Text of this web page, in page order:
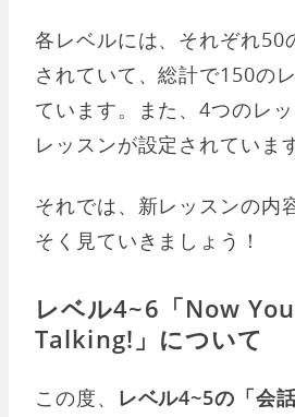
各レベルには、それぞれ50
されていて、総計で150の
ています。また、4つのレ
レッスンが設定されています
それでは、新レッスンの内
そく見ていきましょう！
レベル4~6「Now
Talking!」について
この度、 レベル4~5の「会